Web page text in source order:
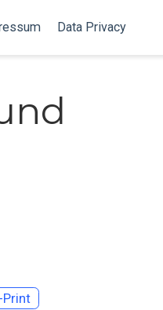
Data Privacy
Print